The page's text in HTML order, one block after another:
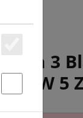
3
5